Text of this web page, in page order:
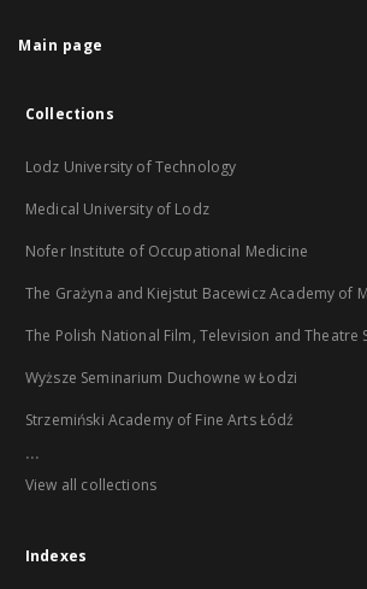
Main page
Collections
Lodz University of Technology
Medical University of Lodz
Nofer Institute of Occupational Medicine
The Grażyna and Kiejstut Bacewicz Academy of
The Polish National Film, Television and Theatre
Wyższe Seminarium Duchowne w Łodzi
Strzemiński Academy of Fine Arts Łódź
...
View all collections
Indexes